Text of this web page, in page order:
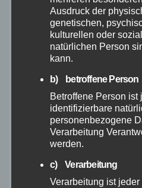
Juli 2026
Juni 2026
April 2026
März 2026
Februar 2026
Ausdruck der
genetischen,
kulturellen oder
natürlichen Person
kann.
b) betroffene Person
Betroffene Person
identifizierbare
personenbezogene
Verarbeitung
werden.
c) Verarbeitung
Verarbeitung ist